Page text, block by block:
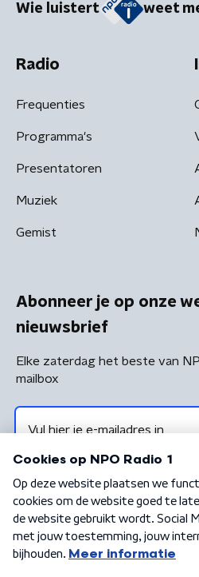
Wie luistert weet
Radio
Frequenties
Programma's
Presentatoren
Muziek
Gemist
Abonneer je op onze
nieuwsbrief
Elke zaterdag het beste van
mailbox
Algemene voorwaarden